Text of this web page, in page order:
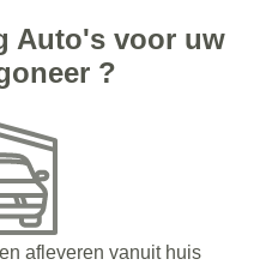
Auto's voor uw
?
afleveren vanuit huis